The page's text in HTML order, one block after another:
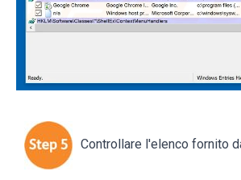
Controllare l'elenco fornito